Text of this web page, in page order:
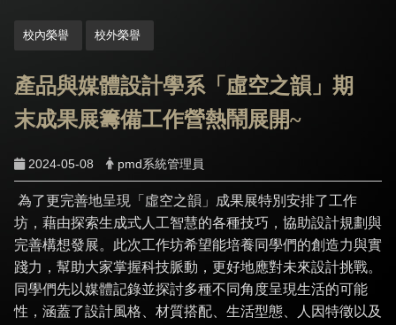
校內榮譽 校外榮譽
產品與媒體設計學系「虛空之韻」期
末成果展籌備工作營熱鬧展開~
2024-05-08 pmd系統管理員
為了更完善地呈現「虛空之韻」成果展特別安排了工作
坊，藉由探索生成式人工智慧的各種技巧，協助設計規劃與
完善構想發展。此次工作坊希望能培養同學們的創造力與實
踐力，幫助大家掌握科技脈動，更好地應對未來設計挑戰。
同學們先以媒體記錄並探討多種不同角度呈現生活的可能
性，涵蓋了設計風格、材質搭配、生活型態、人因特徵以及